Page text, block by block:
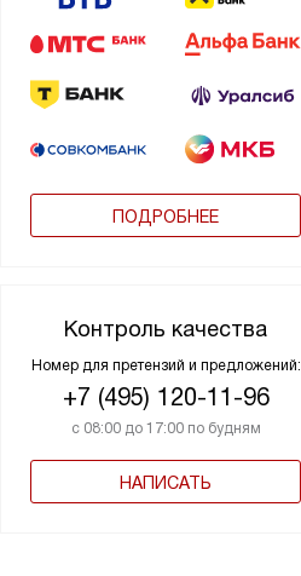
ПОДРОБНЕЕ
Контроль качества
Номер для претензий и предложений:
+7 (495) 120-11-96
с 08:00 до 17:00 по будням
НАПИСАТЬ